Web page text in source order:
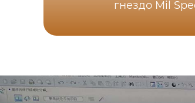
гнездо Mil